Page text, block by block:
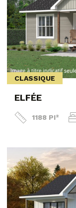
CLASSIQUE
ELFÉE
1188 PI²